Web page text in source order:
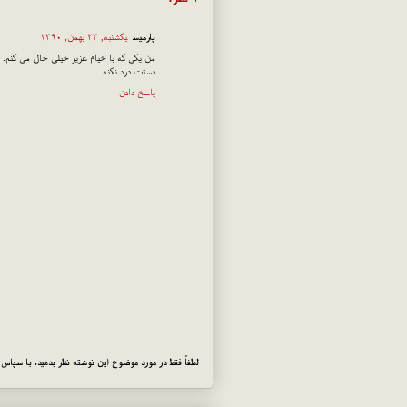
پارمیس یکشنبه, ۲۳ بهمن, ۱۳۹۰
من یکی که با خیام عزیز خیلی حال می کنم.
دستت درد نکنه.
پاسخ دادن
لطفاً فقط در مورد موضوع این نوشته نظر بدهید. با